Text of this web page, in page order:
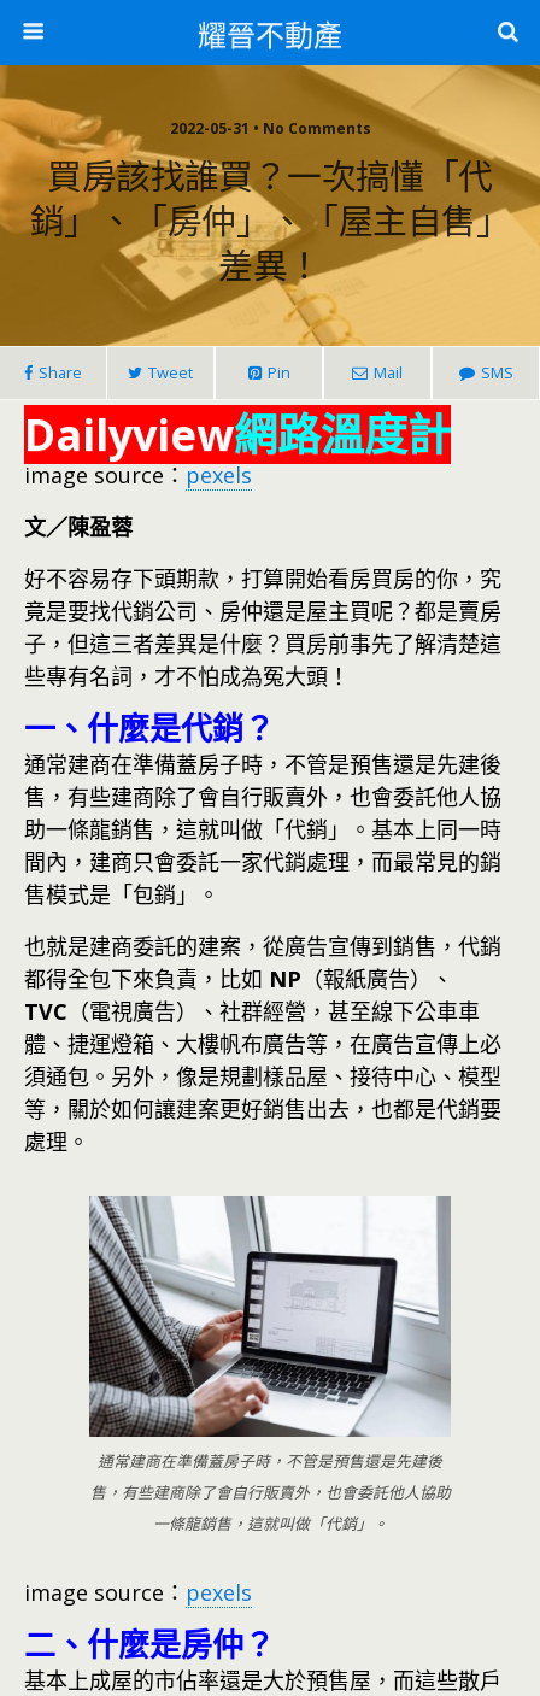
耀晉不動產
2022-05-31 • No Comments
買房該找誰買？一次搞懂「代
銷」、「房仲」、「屋主自售」
差異！
Share Tweet Pin Mail SMS
Dailyview網路溫度計
image source： pexels
文／陳盈蓉
好不容易存下頭期款，打算開始看房買房的你，究
竟是要找代銷公司、房仲還是屋主買呢？都是賣房
子，但這三者差異是什麼？買房前事先了解清楚這
些專有名詞，才不怕成為冤大頭！
一、什麼是代銷？
通常建商在準備蓋房子時，不管是預售還是先建後
售，有些建商除了會自行販賣外，也會委託他人協
助一條龍銷售，這就叫做「代銷」。基本上同一時
間內，建商只會委託一家代銷處理，而最常見的銷
售模式是「包銷」。
也就是建商委託的建案，從廣告宣傳到銷售，代銷
都得全包下來負責，比如 NP （報紙廣告）、
TVC （電視廣告）、社群經營，甚至線下公車車
體、捷運燈箱、大樓帆布廣告等，在廣告宣傳上必
須通包。另外，像是規劃樣品屋、接待中心、模型
等，關於如何讓建案更好銷售出去，也都是代銷要
處理。
通常建商在準備蓋房子時，不管是預售還是先建後
售，有些建商除了會自行販賣外，也會委託他人協助
一條龍銷售，這就叫做「代銷」。
image source： pexels
二、什麼是房仲？
基本上成屋的市佔率還是大於預售屋，而這些散戶